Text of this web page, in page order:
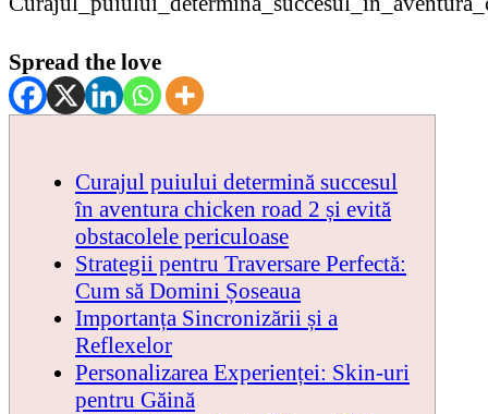
Spread the love
Curajul puiului determină succesul
în aventura chicken road 2 și evită
obstacolele periculoase
Strategii pentru Traversare Perfectă:
Cum să Domini Șoseaua
Importanța Sincronizării și a
Reflexelor
Personalizarea Experienței: Skin-uri
pentru Găină